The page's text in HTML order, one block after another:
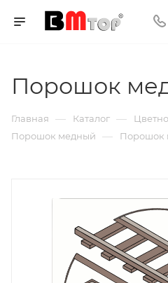
Порошок
Главная — Каталог —
Порошок медный —